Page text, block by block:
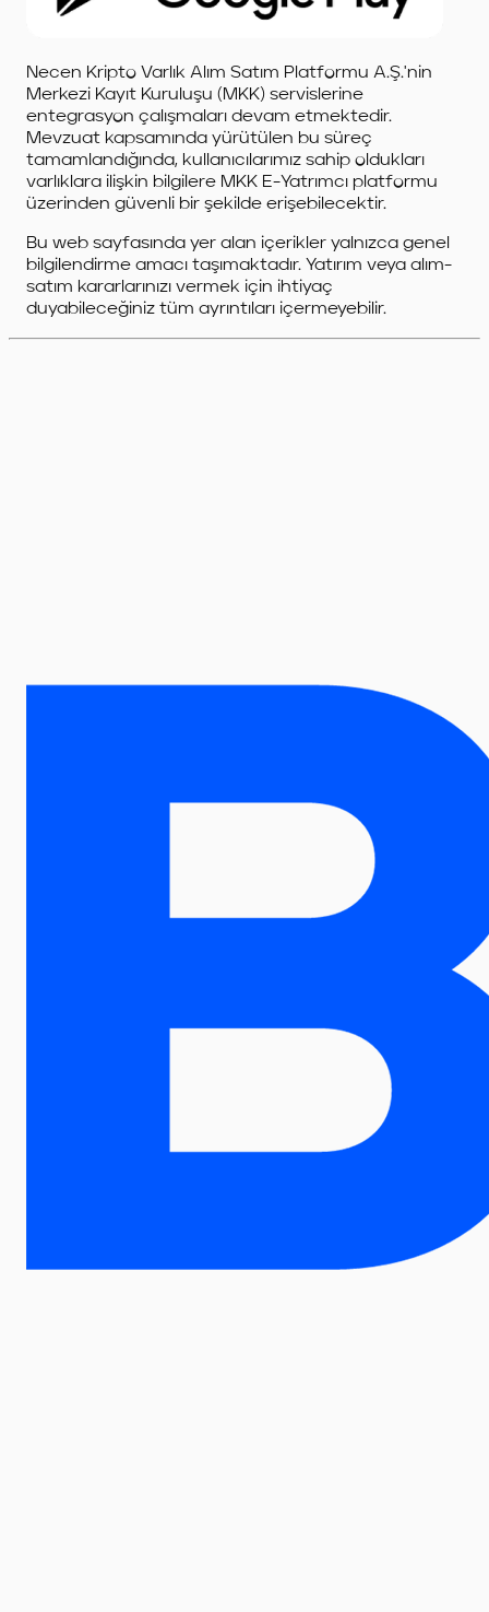
Necen Kripto Varlık Alım Satım Platformu A.Ş.'nin
Merkezi Kayıt Kuruluşu (MKK) servislerine
entegrasyon çalışmaları devam etmektedir.
Mevzuat kapsamında yürütülen bu süreç
tamamlandığında, kullanıcılarımız sahip oldukları
varlıklara ilişkin bilgilere MKK E-Yatrımcı platformu
üzerinden güvenli bir şekilde erişebilecektir.
Bu web sayfasında yer alan içerikler yalnızca genel
bilgilendirme amacı taşımaktadır. Yatırım veya alım-
satım kararlarınızı vermek için ihtiyaç
duyabileceğiniz tüm ayrıntıları içermeyebilir.